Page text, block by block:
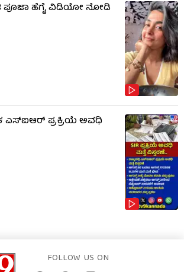
ಪೂಜಾ ಹೆಗ್ಡೆ, ವಿಡಿಯೋ ನೋಡಿ
ಎಸ್‌ಐಆರ್ ಪ್ರಕ್ರಿಯೆ ಅವಧಿ
FOLLOW US ON